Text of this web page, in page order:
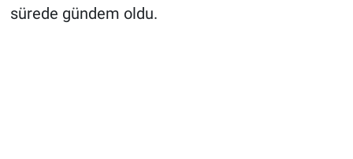
sürede gündem oldu.